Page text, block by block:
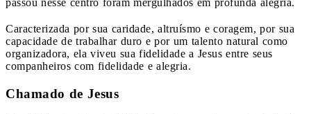
Caracterizada por sua caridade, altruísmo e coragem, por sua
capacidade de trabalhar duro e por um talento natural como
organizadora, ela viveu sua fidelidade a Jesus entre seus
companheiros com fidelidade e alegria.
Chamado de Jesus